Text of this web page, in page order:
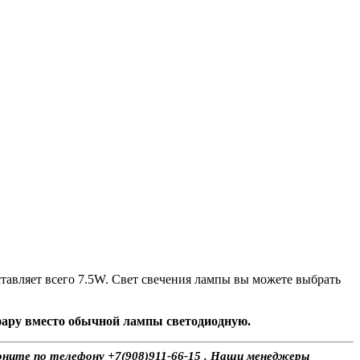
всего 7.5W. Свет свечения лампы вы можете выбрать
вместо обычной лампы светодиодную.
по телефону +7(908)911-66-15 . Наши менеджеры